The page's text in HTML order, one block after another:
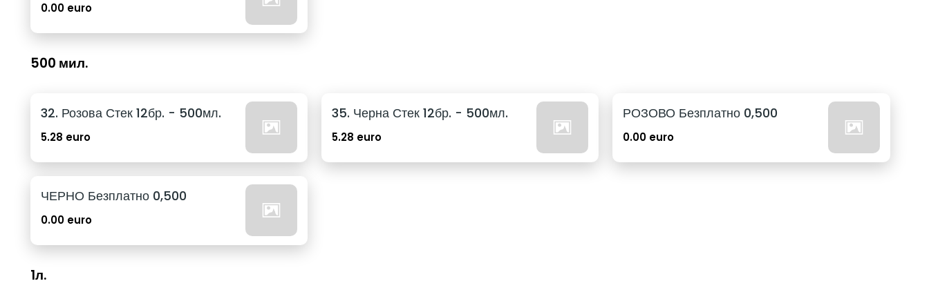
0.00 euro
500 мил.
32. Розова Стек 12бр. - 500мл.
5.28 euro
35. Черна Стек 12бр. - 500мл.
5.28 euro
РОЗОВО Безплатно 0,500
0.00 euro
ЧЕРНО Безплатно 0,500
0.00 euro
1л.